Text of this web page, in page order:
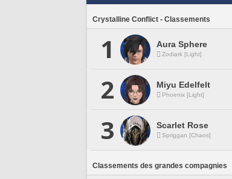
Crystalline Conflict - Classements
1 Aura Sphere
Zodiark [Light]
2 Miyu Edelfelt
Phoenix [Light]
3 Scarlet Rose
Spriggan [Chaos]
Classements des grandes compagnies